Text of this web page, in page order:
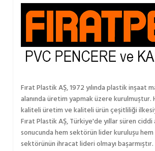
Fırat Plastik AŞ, 1972 yılında plastik inşaat
alanında üretim yapmak üzere kurulmuştur.
kaliteli üretim ve kaliteli ürün çeşitliliği
Fırat Plastik AŞ, Türkiye'de yıllar süren ciddi
sonucunda hem sektörün lider kuruluşu
sektörünün ihracat lideri olmayı başarmıştır.